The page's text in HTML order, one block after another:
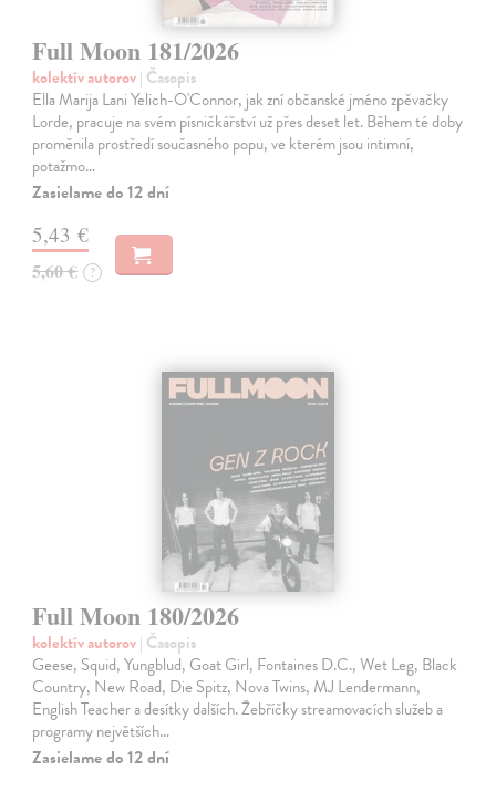
Full Moon 181/2026
kolektív autorov| Časopis
Ella Marija Lani Yelich-O'Connor, jak zní občanské jméno zpěvačky
Lorde, pracuje na svém písničkářství už přes deset let. Během té doby
proměnila prostředí současného popu, ve kterém jsou intimní,
potažmo…
Zasielame do 12 dní
5,43 €
5,60 € ?
Full Moon 180/2026
kolektív autorov| Časopis
Geese, Squid, Yungblud, Goat Girl, Fontaines D.C., Wet Leg, Black
Country, New Road, Die Spitz, Nova Twins, MJ Lendermann,
English Teacher a desítky dalších. Žebříčky streamovacích služeb a
programy největších…
Zasielame do 12 dní